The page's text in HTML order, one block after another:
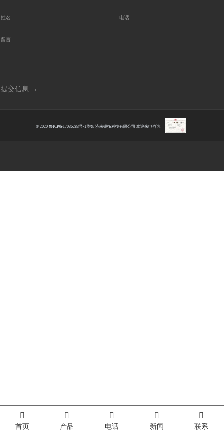
提交信息 →
© 2020 鲁ICP备17036283号-1华智济南锐拓科技有限公司 欢迎来电咨询!
首页 产品 电话 新闻 联系